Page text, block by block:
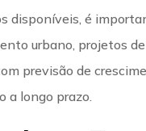
disponíveis, é
urbano, projetos
previsão de
a longo prazo.